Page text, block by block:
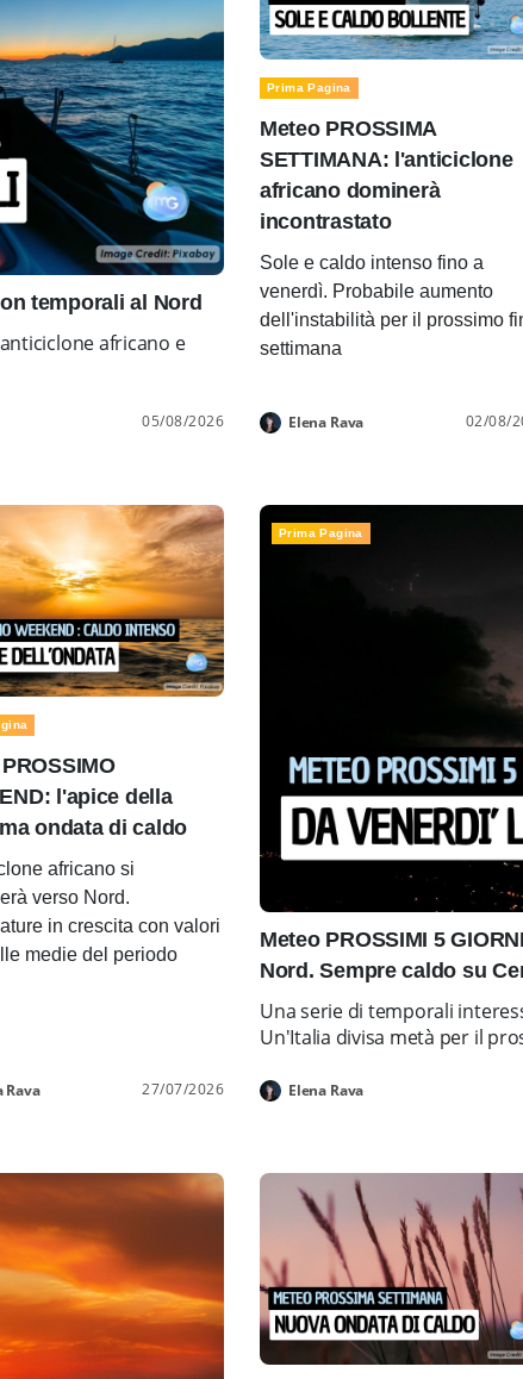
temporali al Nord
africano e
05/08/2026
Prima Pagina
Meteo PROSSIMA
SETTIMANA: l'anticiclone
africano dominerà
incontrastato
Sole e caldo intenso fino a
venerdì. Probabile aumento
dell'instabilità per il prossimo
settimana
Elena Rava 02/08/
l'apice della
ondata di caldo
africano si
verso Nord.
in crescita con valori
medie del periodo
Rava 27/07/2026
Prima Pagina
Meteo PROSSIMI 5
Nord. Sempre caldo su
Una serie di temporali
Un'Italia divisa metà per il
Elena Rava